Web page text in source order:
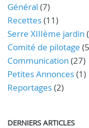
Général (7)
Recettes(11)
Serre XIIIème jardin
Comité de pilotage
Communication (27)
Petites Annonces(1)
Reportages(2)
DERNIERS ARTICLES